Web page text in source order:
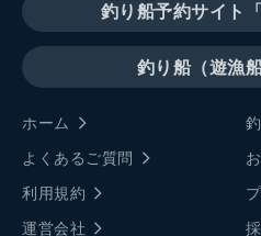
釣り船予約サイト
釣り船（遊漁
ホーム
よくあるご質問
利用規約
運営会社